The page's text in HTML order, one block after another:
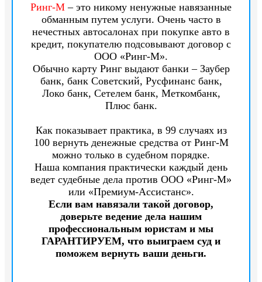
Ринг-М – это никому ненужные навязанные
обманным путем услуги. Очень часто в
нечестных автосалонах при покупке авто в
кредит, покупателю подсовывают договор с
ООО «Ринг-М».
Обычно карту Ринг выдают банки – Заубер
банк, банк Советский, Русфинанс банк,
Локо банк, Сетелем банк, Меткомбанк,
Плюс банк.
Как показывает практика, в 99 случаях из
100 вернуть денежные средства от Ринг-М
можно только в судебном порядке.
Наша компания практически каждый день
ведет судебные дела против ООО «Ринг-М»
или «Премиум-Ассистанс».
Если вам навязали такой договор,
доверьте ведение дела нашим
профессиональным юристам и мы
ГАРАНТИРУЕМ, что выиграем суд и
поможем вернуть ваши деньги.